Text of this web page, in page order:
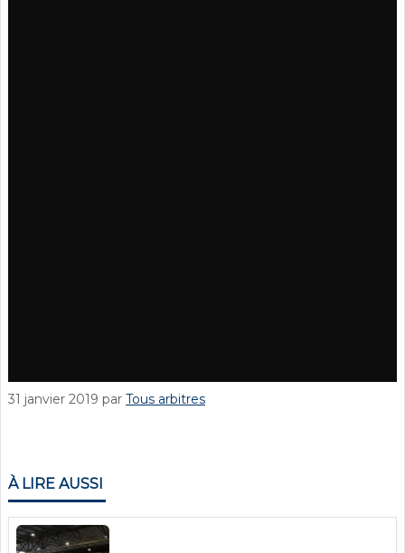
31 janvier 2019 par Tous arbitres
À LIRE AUSSI